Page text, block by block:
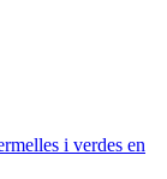
i verdes en